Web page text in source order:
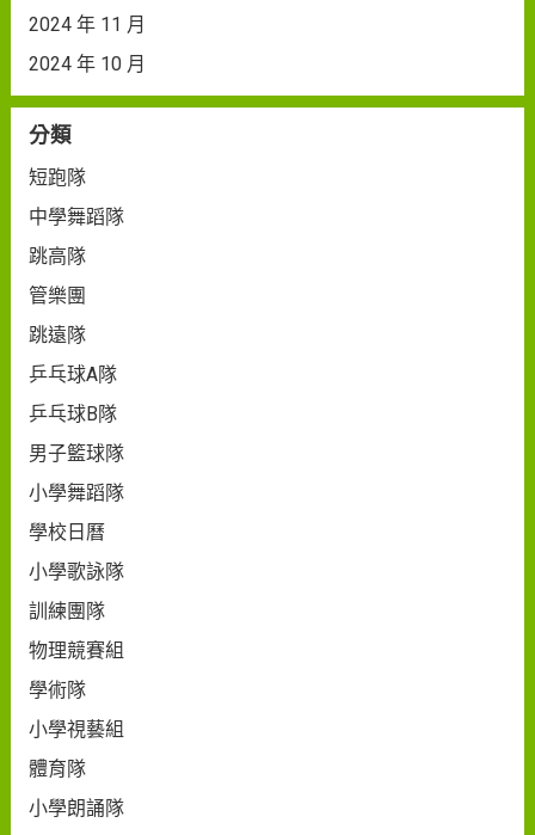
2024 年 11 月
2024 年 10 月
分類
短跑隊
中學舞蹈隊
跳高隊
管樂團
跳遠隊
乒乓球A隊
乒乓球B隊
男子籃球隊
小學舞蹈隊
學校日曆
小學歌詠隊
訓練團隊
物理競賽組
學術隊
小學視藝組
體育隊
小學朗誦隊